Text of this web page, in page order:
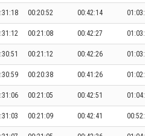
00:20:52 00:42:14
00:21:08 00:42:27
00:21:12 00:42:26
00:20:38 00:41:26
00:21:05 00:42:51
00:21:09 00:42:41